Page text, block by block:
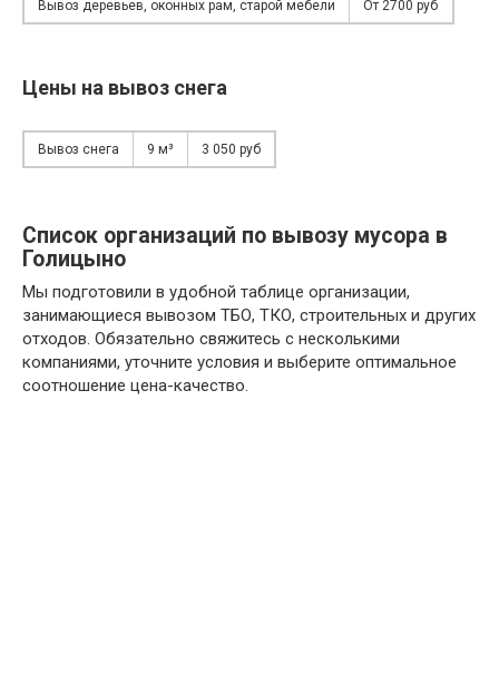
Вывоз деревьев, оконных рам, старой мебели От 2700 руб
Цены на вывоз снега
Вывоз снега 9 м³ 3 050 руб
Список организаций по вывозу мусора в
Голицыно
Мы подготовили в удобной таблице организации,
занимающиеся вывозом ТБО, ТКО, строительных и других
отходов. Обязательно свяжитесь с несколькими
компаниями, уточните условия и выберите оптимальное
соотношение цена-качество.